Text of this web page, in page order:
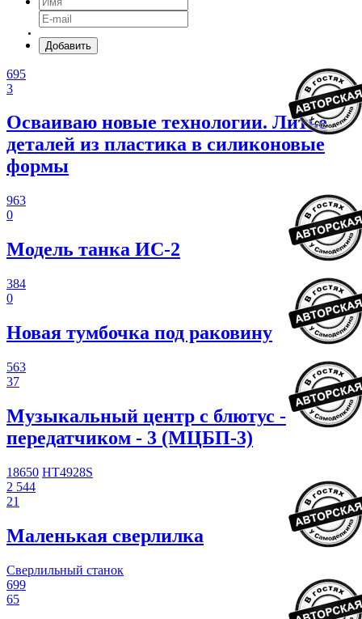
Добавить
695
3
Осваиваю новые технологии. Литье
деталей из пластика в силиконовые
формы
963
0
Модель танка ИС-2
384
0
Новая тумбочка под раковину
563
37
Музыкальный центр с блютус -
передатчиком - 3 (МЦБП-3)
18650 HT4928S
2 544
21
Маленькая сверлилка
Сверлильный станок
699
65